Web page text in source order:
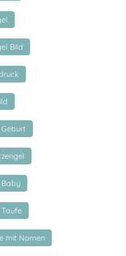
Bild
Baby
Taufe
mit Namen